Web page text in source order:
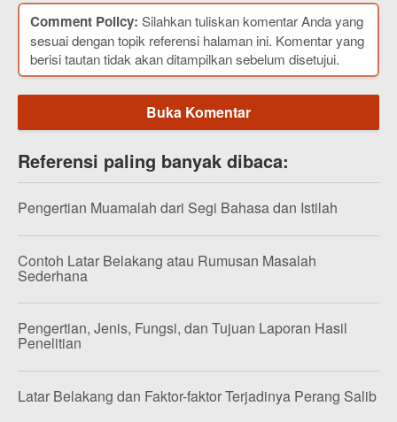
Comment Policy: Silahkan tuliskan komentar Anda yang
sesuai dengan topik referensi halaman ini. Komentar yang
berisi tautan tidak akan ditampilkan sebelum disetujui.
Buka Komentar
Referensi paling banyak dibaca:
Pengertian Muamalah dari Segi Bahasa dan Istilah
Contoh Latar Belakang atau Rumusan Masalah
Sederhana
Pengertian, Jenis, Fungsi, dan Tujuan Laporan Hasil
Penelitian
Latar Belakang dan Faktor-faktor Terjadinya Perang Salib